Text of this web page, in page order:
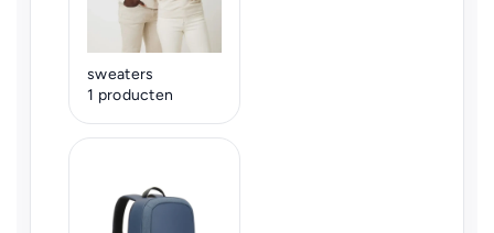
sweaters
1 producten